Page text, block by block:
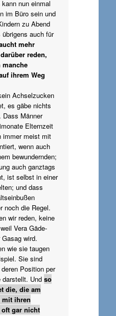
kann nun einmal
im Büro sein und
zu Abend
auch für
mehr
reden,
ihrem Weg
Achselzucken
es gäbe nichts
Dass Männer
Elternzeit
immer meist mit
wenn auch
bewundernden;
auch ganztags
ist selbst in einer
und dass
noch die Regel.
wir reden, keine
Vera Gäde-
wird.
wie sie taugen
Sie sind
Position per
darstellt. Und so
die, die am
mit ihren
oft gar nicht